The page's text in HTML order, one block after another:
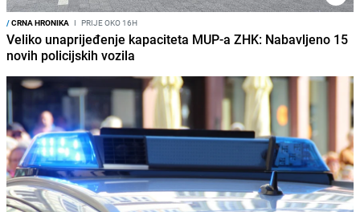
/CRNA HRONIKA I PRIJE OKO 16H
Veliko unaprijeđenje kapaciteta MUP-a ZHK: Nabavljeno 15
novih policijskih vozila